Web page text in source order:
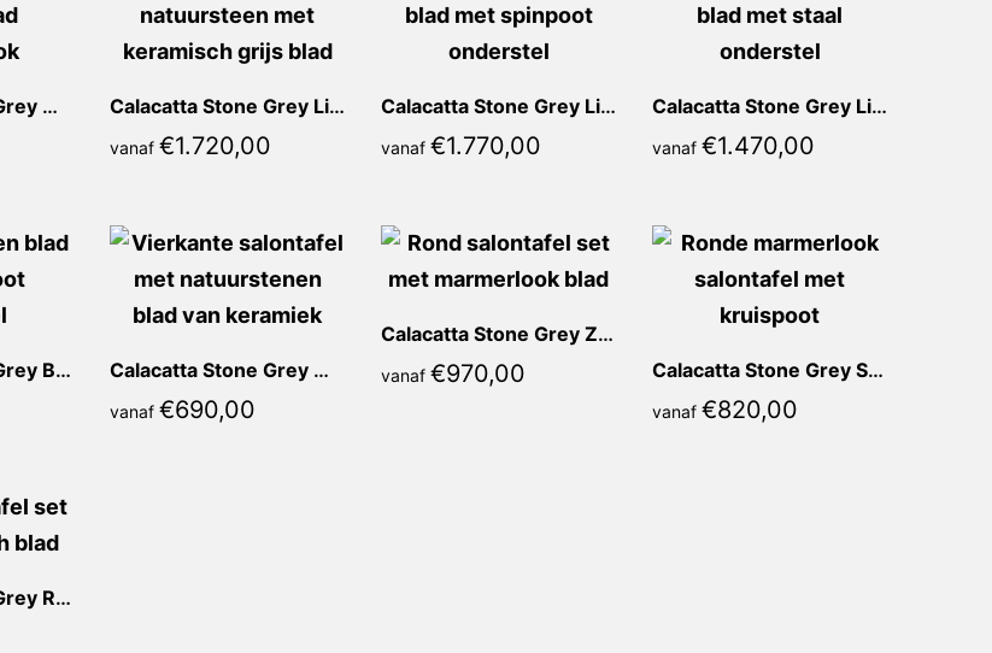
Calacatta Stone Grey Mirella Recht Calacatta Stone Grey Liona Recht
vanaf €1.720,00
Calacatta Stone Grey Lia Recht
vanaf €1.770,00
Calacatta Stone Grey Lidia Vierkant
vanaf €1.470,00
Calacatta Stone Grey Bianca Vierkant Calacatta Stone Grey Marina Vierkant
vanaf €690,00
Calacatta Stone Grey Zoela Rond
vanaf €970,00 Calacatta Stone Grey Sorella Rond
vanaf €820,00
Calacatta Stone Grey Rosia Rond